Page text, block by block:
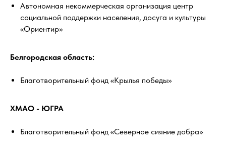
Автономная некоммерческая организация центр
социальной поддержки населения, досуга и культуры
«Ориентир»
Белгородская область:
Благотворительный фонд «Крылья победы»
ХМАО - ЮГРА
Благотворительный фонд «Северное сияние добра»